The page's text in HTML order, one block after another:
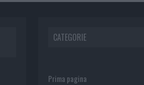
CATEGORIE
Prima pagina